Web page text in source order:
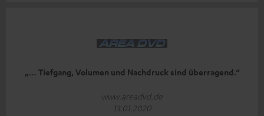
„… Tiefgang, Volumen und Nachdruck sind überragend.“
www.areadvd.de
13.01.2020